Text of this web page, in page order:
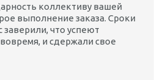
коллективу вашей
выполнение заказа. Сроки
что успеют
и сдержали свое